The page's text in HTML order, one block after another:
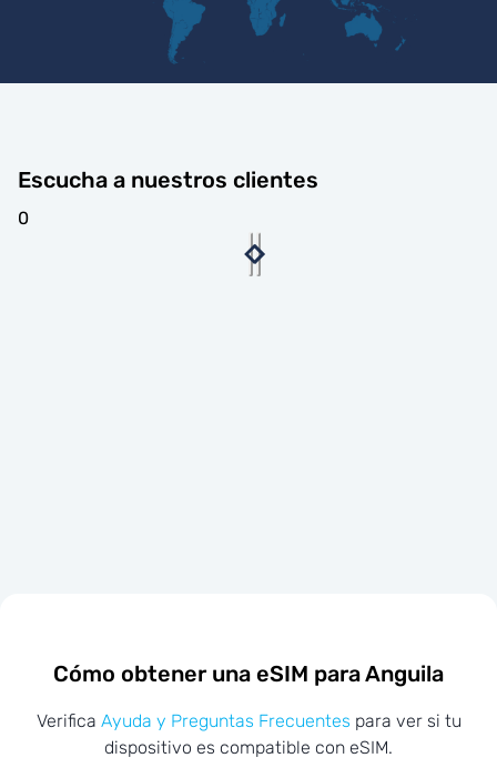
Escucha a nuestros clientes
0
Cómo obtener una eSIM para Anguila
Verifica Ayuda y Preguntas Frecuentes para ver si tu
dispositivo es compatible con eSIM.